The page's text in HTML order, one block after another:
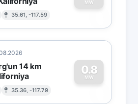
35.61, -117.59
MW
0
14 km
35.36, -117.79
0.8
MW
0